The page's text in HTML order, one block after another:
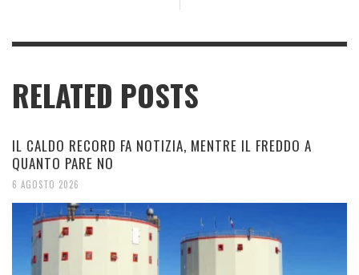
RELATED POSTS
IL CALDO RECORD FA NOTIZIA, MENTRE IL FREDDO A
QUANTO PARE NO
6 AGOSTO 2026